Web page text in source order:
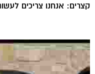
קצרים: אנחנו צריכים